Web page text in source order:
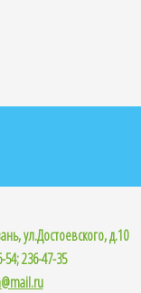
ул.Достоевского, д.10
236-47-35